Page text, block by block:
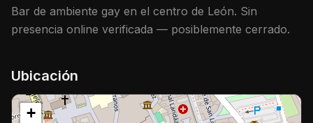
Bar de ambiente gay en el centro de León. Sin
presencia online verificada — posiblemente cerrado.
Ubicación
+